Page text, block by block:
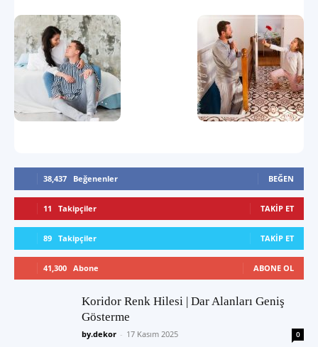
38,437 Beğenenler BEĞEN
11 Takipçiler TAKIP ET
89 Takipçiler TAKIP ET
41,300 Abone ABONE OL
Koridor Renk Hilesi | Dar Alanları Geniş
Gösterme
by.dekor - 17 Kasım 2025 0